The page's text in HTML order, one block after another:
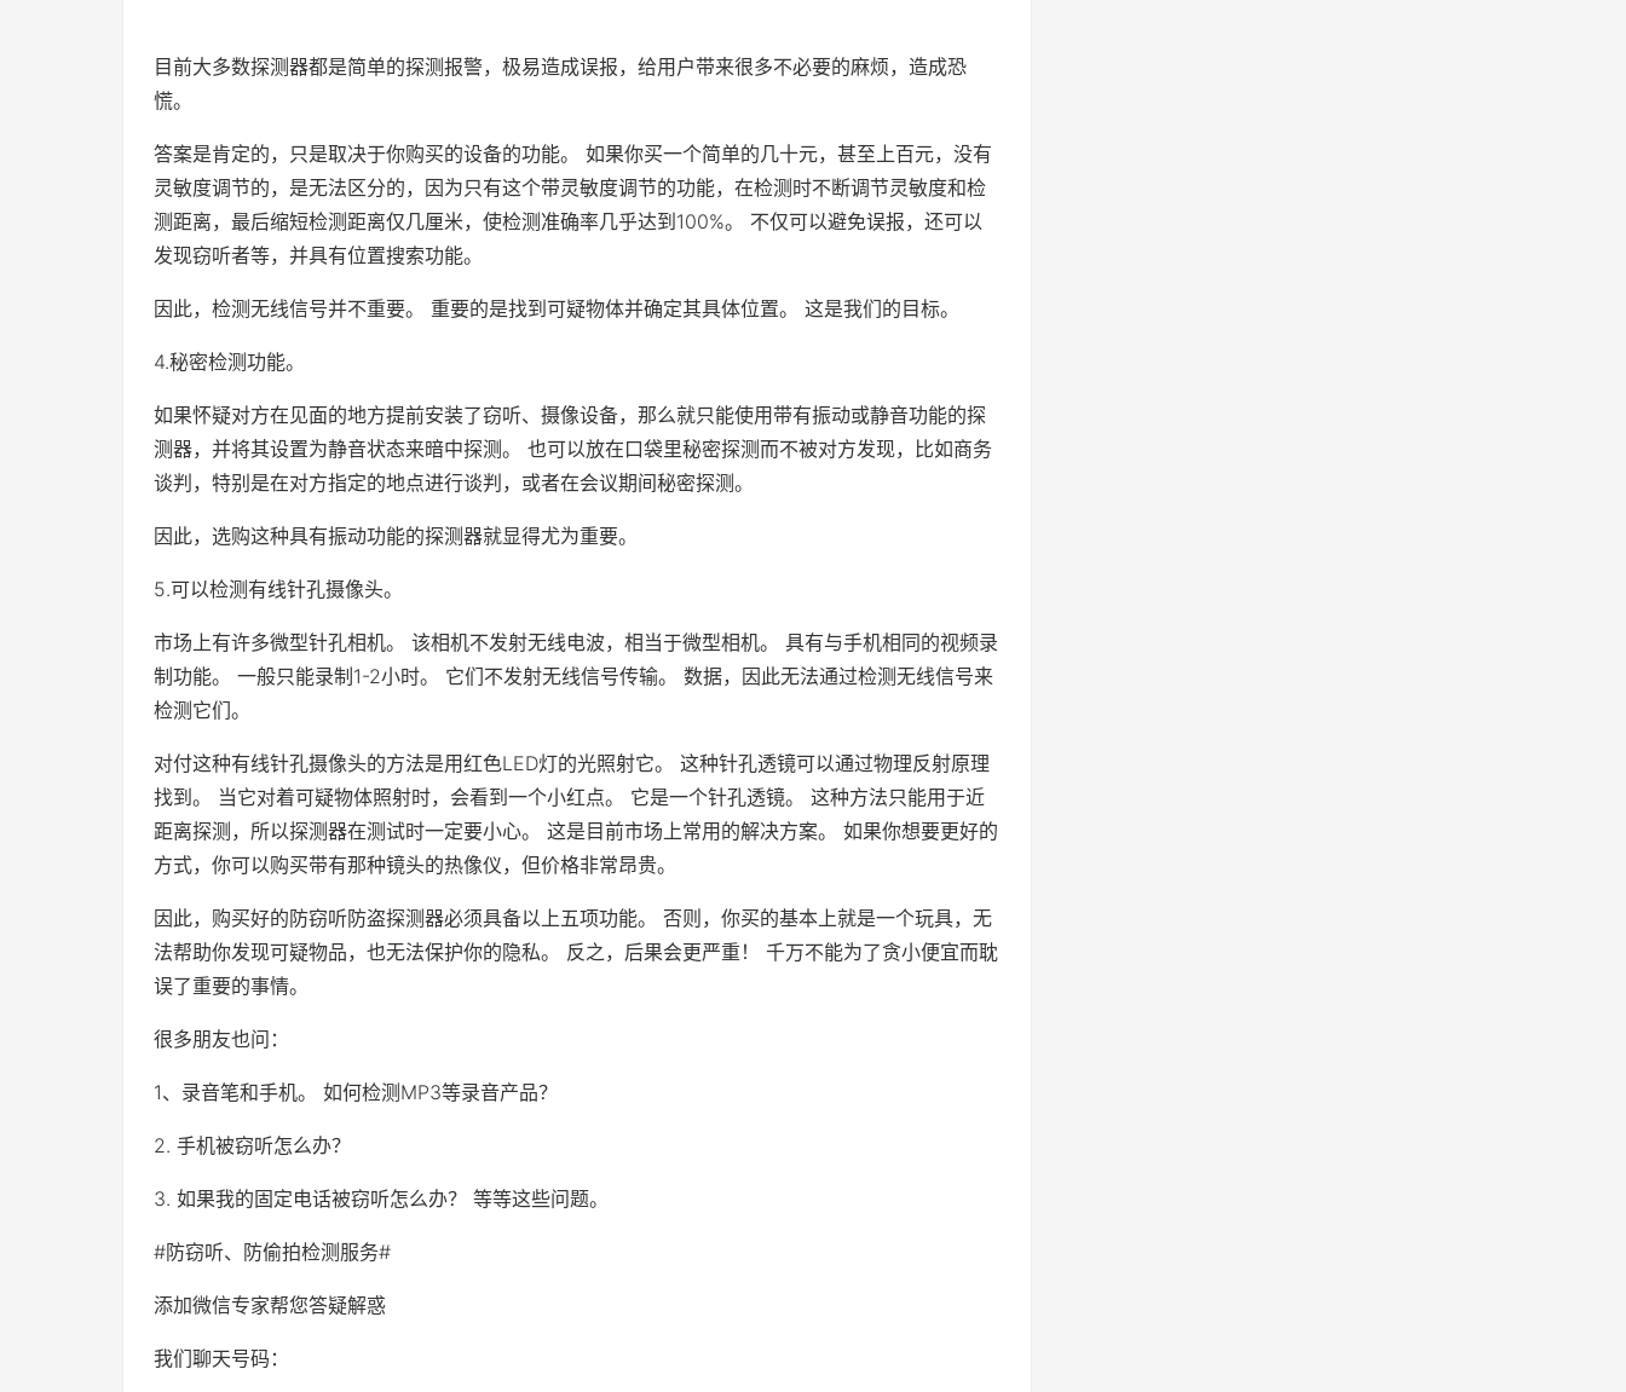
目前大多数探测器都是简单的探测报警，极易造成误报，给用户带来很多不必要的麻烦，造成恐
慌。
答案是肯定的，只是取决于你购买的设备的功能。 如果你买一个简单的几十元，甚至上百元，没有
灵敏度调节的，是无法区分的，因为只有这个带灵敏度调节的功能，在检测时不断调节灵敏度和检
测距离，最后缩短检测距离仅几厘米，使检测准确率几乎达到100%。 不仅可以避免误报，还可以
发现窃听者等，并具有位置搜索功能。
因此，检测无线信号并不重要。 重要的是找到可疑物体并确定其具体位置。 这是我们的目标。
4.秘密检测功能。
如果怀疑对方在见面的地方提前安装了窃听、摄像设备，那么就只能使用带有振动或静音功能的探
测器，并将其设置为静音状态来暗中探测。 也可以放在口袋里秘密探测而不被对方发现，比如商务
谈判，特别是在对方指定的地点进行谈判，或者在会议期间秘密探测。
因此，选购这种具有振动功能的探测器就显得尤为重要。
5.可以检测有线针孔摄像头。
市场上有许多微型针孔相机。 该相机不发射无线电波，相当于微型相机。 具有与手机相同的视频录
制功能。 一般只能录制1-2小时。 它们不发射无线信号传输。 数据，因此无法通过检测无线信号来
检测它们。
对付这种有线针孔摄像头的方法是用红色LED灯的光照射它。 这种针孔透镜可以通过物理反射原理
找到。 当它对着可疑物体照射时，会看到一个小红点。 它是一个针孔透镜。 这种方法只能用于近
距离探测，所以探测器在测试时一定要小心。 这是目前市场上常用的解决方案。 如果你想要更好的
方式，你可以购买带有那种镜头的热像仪，但价格非常昂贵。
因此，购买好的防窃听防盗探测器必须具备以上五项功能。 否则，你买的基本上就是一个玩具，无
法帮助你发现可疑物品，也无法保护你的隐私。 反之，后果会更严重！ 千万不能为了贪小便宜而耽
误了重要的事情。
很多朋友也问：
1、录音笔和手机。 如何检测MP3等录音产品？
2. 手机被窃听怎么办？
3. 如果我的固定电话被窃听怎么办？ 等等这些问题。
#防窃听、防偷拍检测服务#
添加微信专家帮您答疑解惑
我们聊天号码：